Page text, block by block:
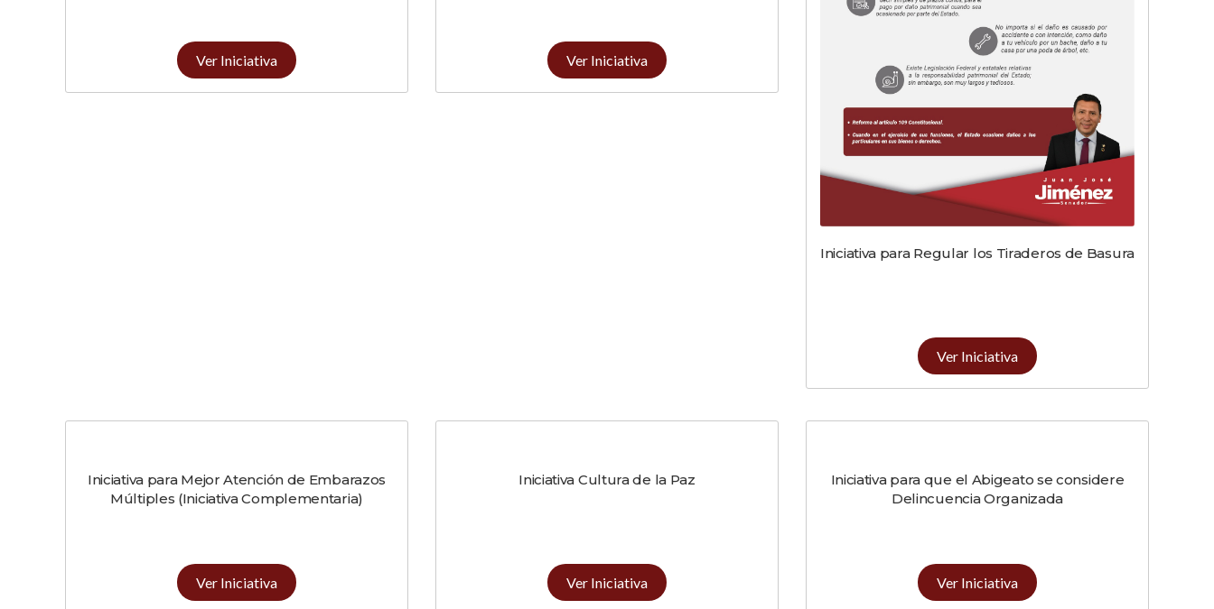
Ver Iniciativa Ver Iniciativa
Iniciativa para Regular los Tiraderos de Basura
Ver Iniciativa
Iniciativa para Mejor Atención de Embarazos
Múltiples (Iniciativa Complementaria)
Ver Iniciativa
Iniciativa Cultura de la Paz
Ver Iniciativa
Iniciativa para que el Abigeato se considere
Delincuencia Organizada
Ver Iniciativa